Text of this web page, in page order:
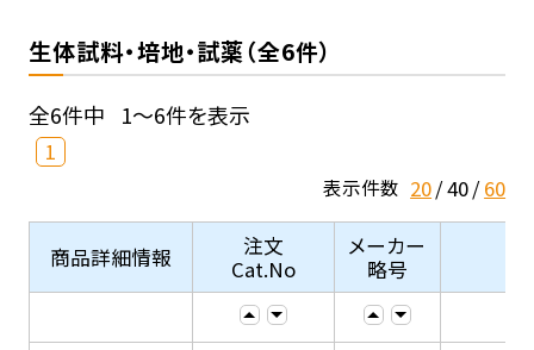
生体試料・培地・試薬（全6件）
全6件中 1～6件を表示
1
表示件数 20 40 60
商品詳細情報
注文
Cat.No
メーカー
略号